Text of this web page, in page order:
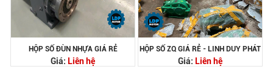
HỘP SỐ ĐÙN NHỰA GIÁ RẺ
Giá: Liên hệ
HỘP SỐ ZQ GIÁ RẺ - LINH DUY PHÁT
Giá: Liên hệ